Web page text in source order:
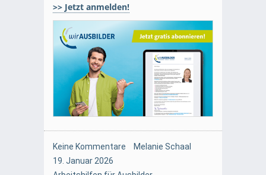
>> Jetzt anmelden!
Keine Kommentare
Melanie Schaal
19. Januar 2026